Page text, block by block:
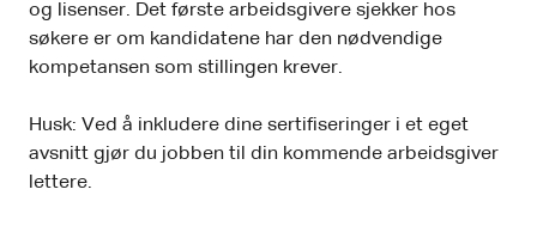
og lisenser. Det første arbeidsgivere sjekker hos
søkere er om kandidatene har den nødvendige
kompetansen som stillingen krever.
Husk: Ved å inkludere dine sertifiseringer i et eget
avsnitt gjør du jobben til din kommende arbeidsgiver
lettere.